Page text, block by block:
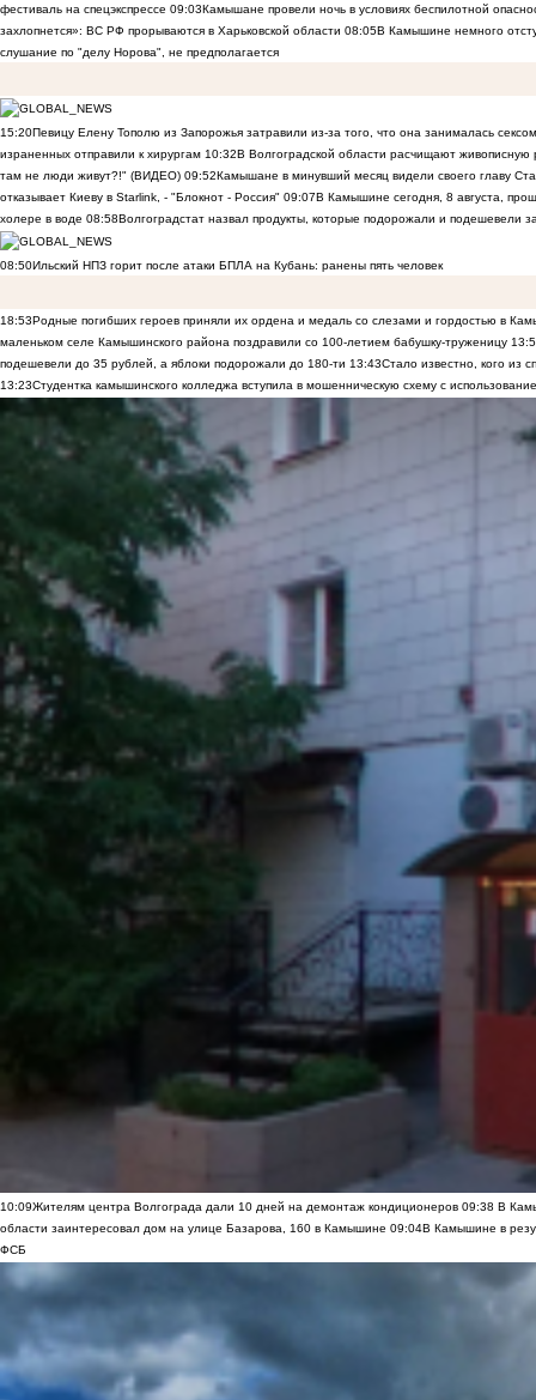
фестиваль на спецэкспрессе 09:03Камышане провели ночь в условиях беспилотной
захлопнется»: ВС РФ прорываются в Харьковской области 08:05В Камышине немного
слушание по "делу Норова", не предполагается
15:20Певицу Елену Тополю из Запорожья затравили из-за того, что она занималась
израненных отправили к хирургам 10:32В Волгоградской области расчищают
там не люди живут?!" (ВИДЕО) 09:52Камышане в минувший месяц видели своего главу
отказывает Киеву в Starlink, - "Блокнот - Россия" 09:07В Камышине сегодня, 8 августа,
холере в воде 08:58Волгоградстат назвал продукты, которые подорожали и подешевели
08:50Ильский НПЗ горит после атаки БПЛА на Кубань: ранены пять человек
18:53Родные погибших героев приняли их ордена и медаль со слезами и гордостью в
маленьком селе Камышинского района поздравили со 100-летием бабушку-труженицу
подешевели до 35 рублей, а яблоки подорожали до 180-ти 13:43Стало известно, кого из
13:23Студентка камышинского колледжа вступила в мошенническую схему с
10:09Жителям центра Волгограда дали 10 дней на демонтаж кондиционеров 09:38 В
области заинтересовал дом на улице Базарова, 160 в Камышине 09:04В Камышине в
ФСБ